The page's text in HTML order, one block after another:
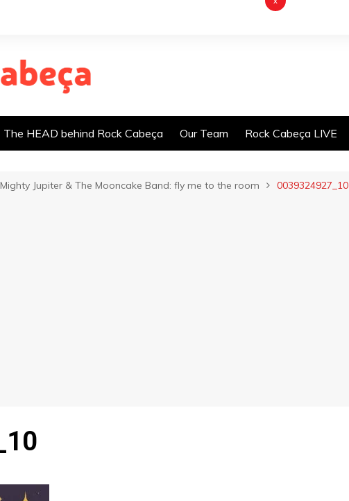
The HEAD behind Rock Cabeça Our Team Rock Cabeça LIVE
Mighty Jupiter & The Mooncake Band: fly me to the room 0039324927_10